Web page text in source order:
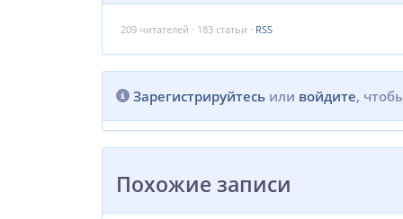
209 читателей · 183 статьи · RSS
Зарегистрируйтесь или войдите,
Похожие записи